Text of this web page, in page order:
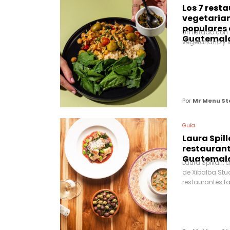
Los 7
populares
Un listado
vegetariano y
Por Mr Menu
Guía
Laura
Laura Spillari,
de Xibalba
restaurantes